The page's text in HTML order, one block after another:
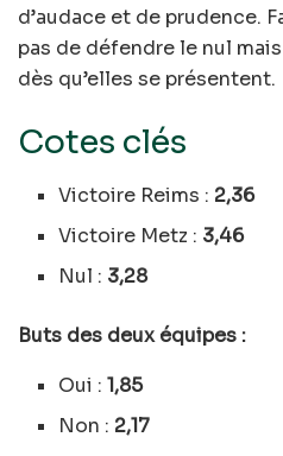
d’audace et de prudence.
pas de défendre le nul
dès qu’elles se présentent.
Cotes clés
Victoire Reims : 2,36
Victoire Metz : 3,46
Nul : 3,28
Buts des deux équipes :
Oui :1,85
Non : 2,17